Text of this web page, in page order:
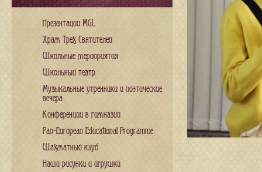
Презентации MGL
Храм Трех Святителей
Школьные мероприятия
Школьный театр
Музыкальные утренники и поэтические
вечера
Конференции в гимназии
Pan-European Educational Programme
Шахматный клуб
Наши рисунки и игрушки